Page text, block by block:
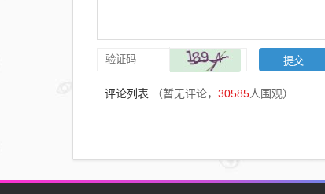
评论列表 （暂无评论， 30585人围观）